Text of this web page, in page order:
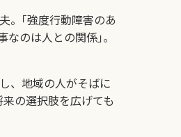
。｢強度行動障害のあ
のは人との関係｣。
、地域の人がそばに
の選択肢を広げても